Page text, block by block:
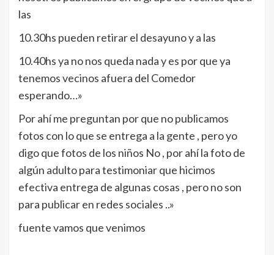
las
10.30hs pueden retirar el desayuno y a las
10.40hs ya no nos queda nada y es por que ya
tenemos vecinos afuera del Comedor
esperando…»
Por ahí me preguntan por que no publicamos
fotos con lo que se entrega a la gente , pero yo
digo que fotos de los niños No , por ahí la foto de
algún adulto para testimoniar que hicimos
efectiva entrega de algunas cosas , pero no son
para publicar en redes sociales ..»
fuente vamos que venimos